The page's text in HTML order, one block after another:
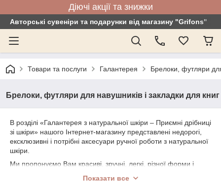
Діючі акції та знижки
Авторські сувеніри та подарунки від магазину "Grifons"
Товари та послуги Галантерея Брелоки, футляри
Брелоки, футляри для навушників і закладки для книг
В розділі «Галантерея з натуральної шкіри – Приємні дрібниці
зі шкіри» нашого Інтернет-магазину представлені недорогі,
ексклюзивні і потрібні аксесуари ручної роботи з натуральної
шкіри.
Ми пропонуємо Вам красиві, зручні, легкі, різної форми і
Зручні чохли для навушників, які просто необхідні, щоб вони
Показати все